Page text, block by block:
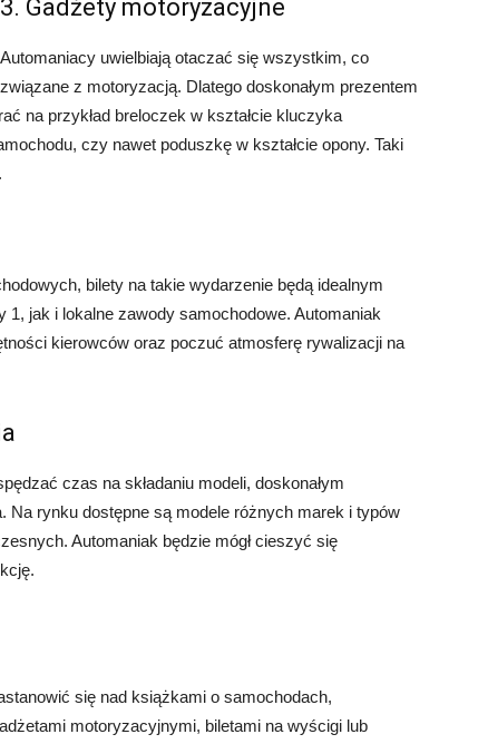
3. Gadżety motoryzacyjne
Automaniacy uwielbiają otaczać się wszystkim, co
związane z motoryzacją. Dlatego doskonałym prezentem
na przykład breloczek w kształcie kluczyka
czy nawet poduszkę w kształcie opony. Taki
bilety na takie wydarzenie będą idealnym
jak i lokalne zawody samochodowe. Automaniak
kierowców oraz poczuć atmosferę rywalizacji na
czas na składaniu modeli, doskonałym
Na rynku dostępne są modele różnych marek i typów
Automaniak będzie mógł cieszyć się
się nad książkami o samochodach,
motoryzacyjnymi, biletami na wyścigi lub